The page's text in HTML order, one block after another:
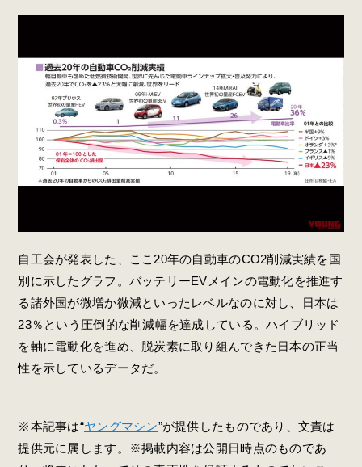
自工会が発表した、ここ20年の自動車のCO2削減実績を国
別に示したグラフ。バッテリーEVメインの電動化を推進す
る諸外国が微増か微減といったレベルなのに対し、日本は
23％という圧倒的な削減幅を達成している。ハイブリッド
を軸に電動化を進め、脱炭素に取り組んできた日本の正当
性を示しているデータだ。
※本記事は“ヤングマシン”が提供したものであり、文責は
提供元に属します。※掲載内容は公開日時点のものであ